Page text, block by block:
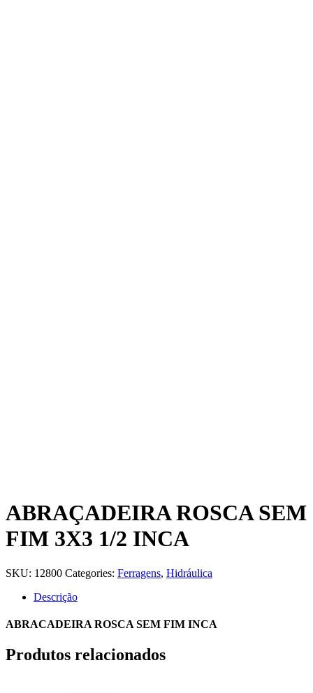
ABRAÇADEIRA ROSCA SEM
FIM 3X3 1/2 INCA
SKU: 12800 Categories: Ferragens, Hidráulica
Descrição
ABRACADEIRA ROSCA SEM FIM INCA
Produtos relacionados